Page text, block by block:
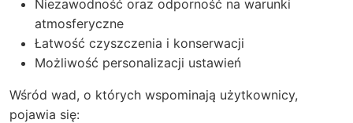
Niezawodność oraz odporność na warunki
atmosferyczne
Łatwość czyszczenia i konserwacji
Możliwość personalizacji ustawień
Wśród wad, o których wspominają użytkownicy,
pojawia się: